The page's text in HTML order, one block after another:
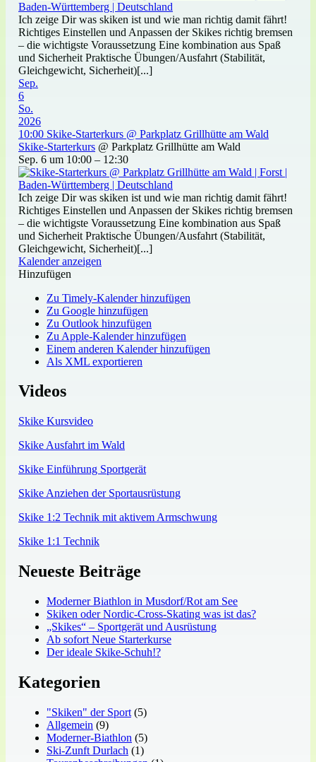
Ich zeige Dir was skiken ist und wie man richtig damit fährt!
Richtiges Einstellen und Anpassen der Skikes richtig bremsen
– die wichtigste Voraussetzung Eine kombination aus Spaß
und Sicherheit Praktische Übungen/Ausfahrt (Stabilität,
Gleichgewicht, Sicherheit)[...]
Sep.
6
So.
2026
10:00 Skike-Starterkurs @ Parkplatz Grillhütte am Wald
Skike-Starterkurs @ Parkplatz Grillhütte am Wald
Sep. 6 um 10:00 – 12:30
Ich zeige Dir was skiken ist und wie man richtig damit fährt!
Richtiges Einstellen und Anpassen der Skikes richtig bremsen
– die wichtigste Voraussetzung Eine kombination aus Spaß
und Sicherheit Praktische Übungen/Ausfahrt (Stabilität,
Gleichgewicht, Sicherheit)[...]
Kalender anzeigen
Hinzufügen
Zu Timely-Kalender hinzufügen
Zu Google hinzufügen
Zu Outlook hinzufügen
Zu Apple-Kalender hinzufügen
Einem anderen Kalender hinzufügen
Als XML exportieren
Videos
Skike Kursvideo
Skike Ausfahrt im Wald
Skike Einführung Sportgerät
Skike Anziehen der Sportausrüstung
Skike 1:2 Technik mit aktivem Armschwung
Skike 1:1 Technik
Neueste Beiträge
Moderner Biathlon in Musdorf/Rot am See
Skiken oder Nordic-Cross-Skating was ist das?
„Skikes“ – Sportgerät und Ausrüstung
Ab sofort Neue Starterkurse
Der ideale Skike-Schuh!?
Kategorien
"Skiken" der Sport (5)
Allgemein (9)
Moderner-Biathlon (5)
Ski-Zunft Durlach (1)